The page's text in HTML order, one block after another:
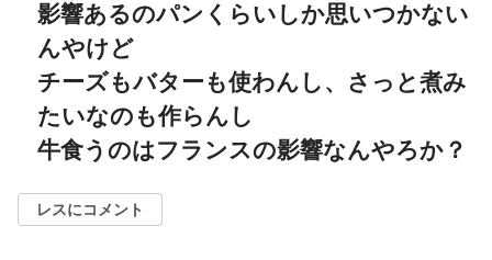
影響あるのパンくらいしか思いつかない
んやけど
チーズもバターも使わんし、さっと煮み
たいなのも作らんし
牛食うのはフランスの影響なんやろか？
レスにコメント